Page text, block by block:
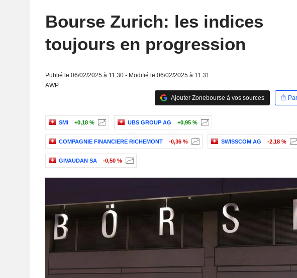
Bourse Zurich: les indices
toujours en progression
Publié le 06/02/2025 à 11:30 - Modifié le 06/02/2025 à 11:31
AWP
Ajouter Zonebourse à vos sources
SMI +0,18 % UBS GROUP AG +0,95 %
COMPAGNIE FINANCIERE RICHEMONT -0,36 % SWISSCOM AG -2,18 %
GIVAUDAN SA -0,50 %